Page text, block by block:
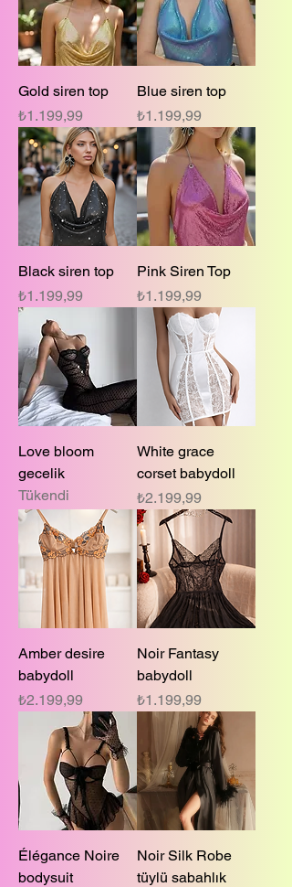
Gold siren top
Fiyat
₺1.199,99
Blue siren top
Fiyat
₺1.199,99
Black siren top
Fiyat
₺1.199,99
Pink Siren Top
Fiyat
₺1.199,99
Love bloom
gecelik
Tükendi
White grace
corset babydoll
Fiyat
₺2.199,99
Amber desire
babydoll
Fiyat
₺2.199,99
Noir Fantasy
babydoll
Fiyat
₺1.199,99
Élégance Noire
bodysuit
Noir Silk Robe
tüylü sabahlık